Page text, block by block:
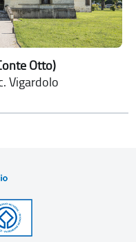
Otto)
Vigardolo